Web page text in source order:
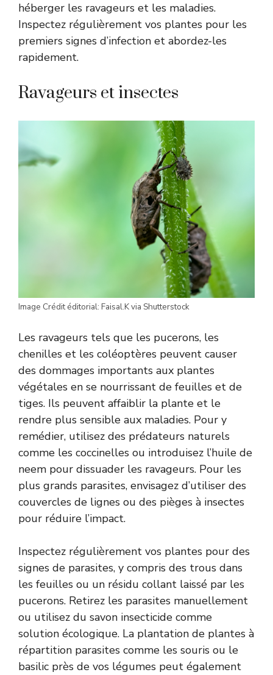
héberger les ravageurs et les maladies.
Inspectez régulièrement vos plantes pour les
premiers signes d’infection et abordez-les
rapidement.
Ravageurs et insectes
Image Crédit éditorial: Faisal.K via Shutterstock
Les ravageurs tels que les pucerons, les
chenilles et les coléoptères peuvent causer
des dommages importants aux plantes
végétales en se nourrissant de feuilles et de
tiges. Ils peuvent affaiblir la plante et le
rendre plus sensible aux maladies. Pour y
remédier, utilisez des prédateurs naturels
comme les coccinelles ou introduisez l’huile de
neem pour dissuader les ravageurs. Pour les
plus grands parasites, envisagez d’utiliser des
couvercles de lignes ou des pièges à insectes
pour réduire l’impact.
Inspectez régulièrement vos plantes pour des
signes de parasites, y compris des trous dans
les feuilles ou un résidu collant laissé par les
pucerons. Retirez les parasites manuellement
ou utilisez du savon insecticide comme
solution écologique. La plantation de plantes à
répartition parasites comme les souris ou le
basilic près de vos légumes peut également